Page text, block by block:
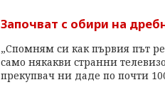
Започват с обири на
„Спомням си как първия път
само някакви странни
прекупвач ни даде по почти